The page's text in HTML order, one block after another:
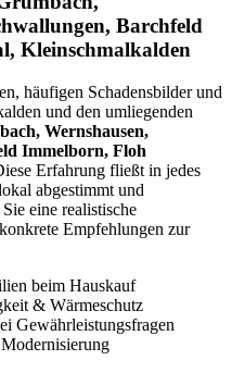
Barchfeld
Kleinschmalkalden
häufigen Schadensbilder und
und den umliegenden
Wernshausen,
Immelborn, Floh
Erfahrung fließt in jedes
abgestimmt und
eine realistische
Empfehlungen zur
beim Hauskauf
& Wärmeschutz
Gewährleistungsfragen